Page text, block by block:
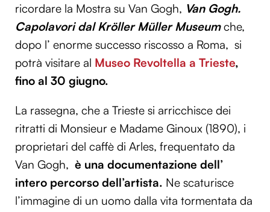
ricordare la Mostra su Van Gogh, Van Gogh.
Capolavori dal Kröller Müller Museumche,
dopo l’ enorme successo riscosso a Roma, si
potrà visitare al Museo Revoltella a Trieste,
fino al 30 giugno.
La rassegna, che a Trieste si arricchisce dei
ritratti di Monsieur e Madame Ginoux (1890), i
proprietari del caffè di Arles, frequentato da
Van Gogh, è una documentazione dell’
intero percorso dell’artista. Ne scaturisce
l’immagine di un uomo dalla vita tormentata da